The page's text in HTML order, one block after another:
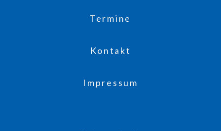
Termine
Kontakt
Impressum